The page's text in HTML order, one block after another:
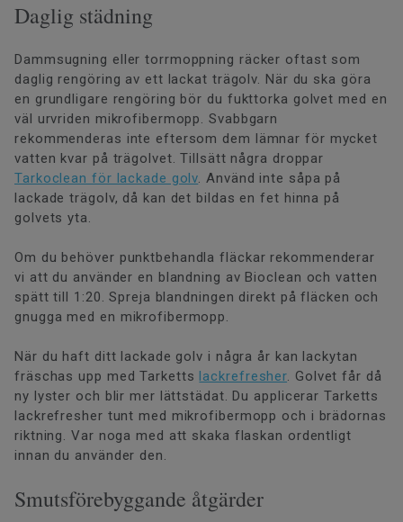
Daglig städning
Dammsugning eller torrmoppning räcker oftast som
daglig rengöring av ett lackat trägolv. När du ska göra
en grundligare rengöring bör du fukttorka golvet med en
väl urvriden mikrofibermopp. Svabbgarn
rekommenderas inte eftersom dem lämnar för mycket
vatten kvar på trägolvet. Tillsätt några droppar
Tarkoclean för lackade golv. Använd inte såpa på
lackade trägolv, då kan det bildas en fet hinna på
golvets yta.
Om du behöver punktbehandla fläckar rekommenderar
vi att du använder en blandning av Bioclean och vatten
spätt till 1:20. Spreja blandningen direkt på fläcken och
gnugga med en mikrofibermopp.
När du haft ditt lackade golv i några år kan lackytan
fräschas upp med Tarkettslackrefresher. Golvet får då
ny lyster och blir mer lättstädat. Du applicerar Tarketts
lackrefresher tunt med mikrofibermopp och i brädornas
riktning. Var noga med att skaka flaskan ordentligt
innan du använder den.
Smutsförebyggande åtgärder